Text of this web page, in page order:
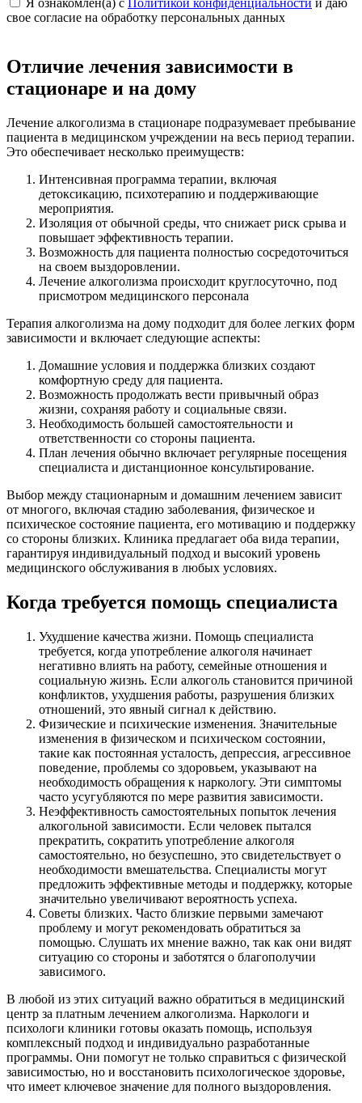
Я ознакомлен(а) с Политикой конфиденциальности и даю
свое cогласие на обработку персональных данных
Отличие лечения зависимости в
стационаре и на дому
Лечение алкоголизма в стационаре подразумевает пребывание
пациента в медицинском учреждении на весь период терапии.
Это обеспечивает несколько преимуществ:
Интенсивная программа терапии, включая
детоксикацию, психотерапию и поддерживающие
мероприятия.
Изоляция от обычной среды, что снижает риск срыва и
повышает эффективность терапии.
Возможность для пациента полностью сосредоточиться
на своем выздоровлении.
Лечение алкоголизма происходит круглосуточно, под
присмотром медицинского персонала
Терапия алкоголизма на дому подходит для более легких форм
зависимости и включает следующие аспекты:
Домашние условия и поддержка близких создают
комфортную среду для пациента.
Возможность продолжать вести привычный образ
жизни, сохраняя работу и социальные связи.
Необходимость большей самостоятельности и
ответственности со стороны пациента.
План лечения обычно включает регулярные посещения
специалиста и дистанционное консультирование.
Выбор между стационарным и домашним лечением зависит
от многого, включая стадию заболевания, физическое и
психическое состояние пациента, его мотивацию и поддержку
со стороны близких. Клиника предлагает оба вида терапии,
гарантируя индивидуальный подход и высокий уровень
медицинского обслуживания в любых условиях.
Когда требуется помощь специалиста
Ухудшение качества жизни. Помощь специалиста
требуется, когда употребление алкоголя начинает
негативно влиять на работу, семейные отношения и
социальную жизнь. Если алкоголь становится причиной
конфликтов, ухудшения работы, разрушения близких
отношений, это явный сигнал к действию.
Физические и психические изменения. Значительные
изменения в физическом и психическом состоянии,
такие как постоянная усталость, депрессия, агрессивное
поведение, проблемы со здоровьем, указывают на
необходимость обращения к наркологу. Эти симптомы
часто усугубляются по мере развития зависимости.
Неэффективность самостоятельных попыток лечения
алкогольной зависимости. Если человек пытался
прекратить, сократить употребление алкоголя
самостоятельно, но безуспешно, это свидетельствует о
необходимости вмешательства. Специалисты могут
предложить эффективные методы и поддержку, которые
значительно увеличивают вероятность успеха.
Советы близких. Часто близкие первыми замечают
проблему и могут рекомендовать обратиться за
помощью. Слушать их мнение важно, так как они видят
ситуацию со стороны и заботятся о благополучии
зависимого.
В любой из этих ситуаций важно обратиться в медицинский
центр за платным лечением алкоголизма. Наркологи и
психологи клиники готовы оказать помощь, используя
комплексный подход и индивидуально разработанные
программы. Они помогут не только справиться с физической
зависимостью, но и восстановить психологическое здоровье,
что имеет ключевое значение для полного выздоровления.